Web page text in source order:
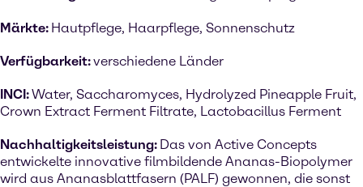
Märkte: Hautpflege, Haarpflege, Sonnenschutz
Verfügbarkeit:verschiedene Länder
INCI:Water, Saccharomyces, Hydrolyzed Pineapple Fruit,
Crown Extract Ferment Filtrate, Lactobacillus Ferment
Nachhaltigkeitsleistung: Das von Active Concepts
entwickelte innovative filmbildende Ananas-Biopolymer
wird aus Ananasblattfasern (PALF) gewonnen, die sonst